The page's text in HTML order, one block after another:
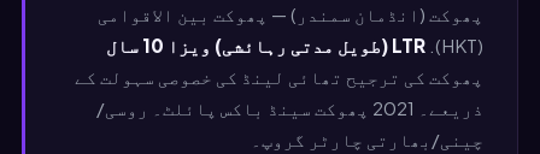
پھوکت (انڈمان سمندر) — پھوکت بین الاقوامی
(HKT).
LTR (طویل مدتی رہائشی) ویزا 10 سال
پھوکت کی ترجیح تھائی لینڈ کی خصوصی سہولت کے
ذریعے۔ 2021 پھوکت سینڈ باکس پائلٹ۔ روسی/
چینی/بھارتی چارٹر گروپ۔